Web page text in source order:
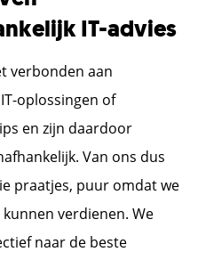
IT-advies
verbonden aan
oplossingen of
en zijn daardoor
Van ons dus
praatjes, puur omdat we
kunnen verdienen. We
naar de beste